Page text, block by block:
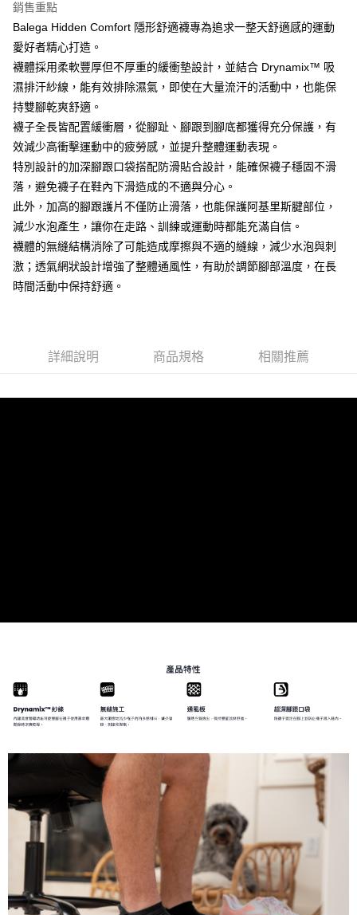
２．訂單成立數日內，您將收到繳費通知簡訊。
３．收到繳費通知簡訊後14天內，點擊此簡訊中的連結，可透過四大超商／
ATM／網路銀行／等多元方式進行付款，方視為交易完成。
※ 請注意：結帳手續完成當下不需立刻繳費，但若您需要取消訂單，請聯絡
購買商品的店家。未經商家同意取消之訂單仍視為有效，需透過AFTEE先享
後付繳納相關費用。
是否繳費成功／繳費後需取消欲退款等相關疑問，請聯繫「AFTEE先享後付
客戶支援中心」https://netprotections.freshdesk.com/support/home
【注意事項】
１．透過由恩沛科技股份有限公司提供之「AFTEE先享後付」服務完成之交
易，需依本服務之必要範圍內提供個人資料，並將交易相關給付款項請求債
權轉讓予恩沛科技股份有限公司。
２．關於個人資料處理事宜，請瀏覽以下網址：
https://aftee.tw/terms/#terms3
３．未成年的使用者請事先徵得法定代理人或監護人之同意方可使用
任。
４．使用「AFTEE先享後付」時，將依據個別帳號之用戶狀況，依本公司即
宅配
每筆NT$80，滿NT$5,000(含以上)免運費
宅配-離島
每筆NT$100，滿NT$5,000(含以上)免運費
銷售重點
Balega Hidden Comfort 隱形舒適襪專為追求一整天舒適感的運動
愛好者精心打造。
襪體採用柔軟豐厚但不厚重的緩衝墊設計，並結合 Drynamix™ 吸
濕排汗紗線，能有效排除濕氣，即使在大量流汗的活動中，也能保
持雙腳乾爽舒適。
襪子全長皆配置緩衝層，從腳趾、腳跟到腳底都獲得充分保護，有
效減少高衝擊運動中的疲勞感，並提升整體運動表現。
特別設計的加深腳跟口袋搭配防滑貼合設計，能確保襪子穩固不滑
落，避免襪子在鞋內下滑造成的不適與分心。
此外，加高的腳跟護片不僅防止滑落，也能保護阿基里斯腱部位，
減少水泡產生，讓你在走路、訓練或運動時都能充滿自信。
襪體的無縫結構消除了可能造成摩擦與不適的縫線，減少水泡與刺
激；透氣網狀設計增強了整體通風性，有助於調節腳部溫度，在長
時間活動中保持舒適。
詳細說明 商品規格 相關推薦